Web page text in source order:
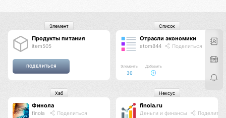
Продукты питания
item505
Элемент
Отрасли экономики
atom844 Поделиться
Элементы
30
Добавить
Список
Финола
finola Поделиться
Хаб
finola.ru
Деньги и финансы
Нексус